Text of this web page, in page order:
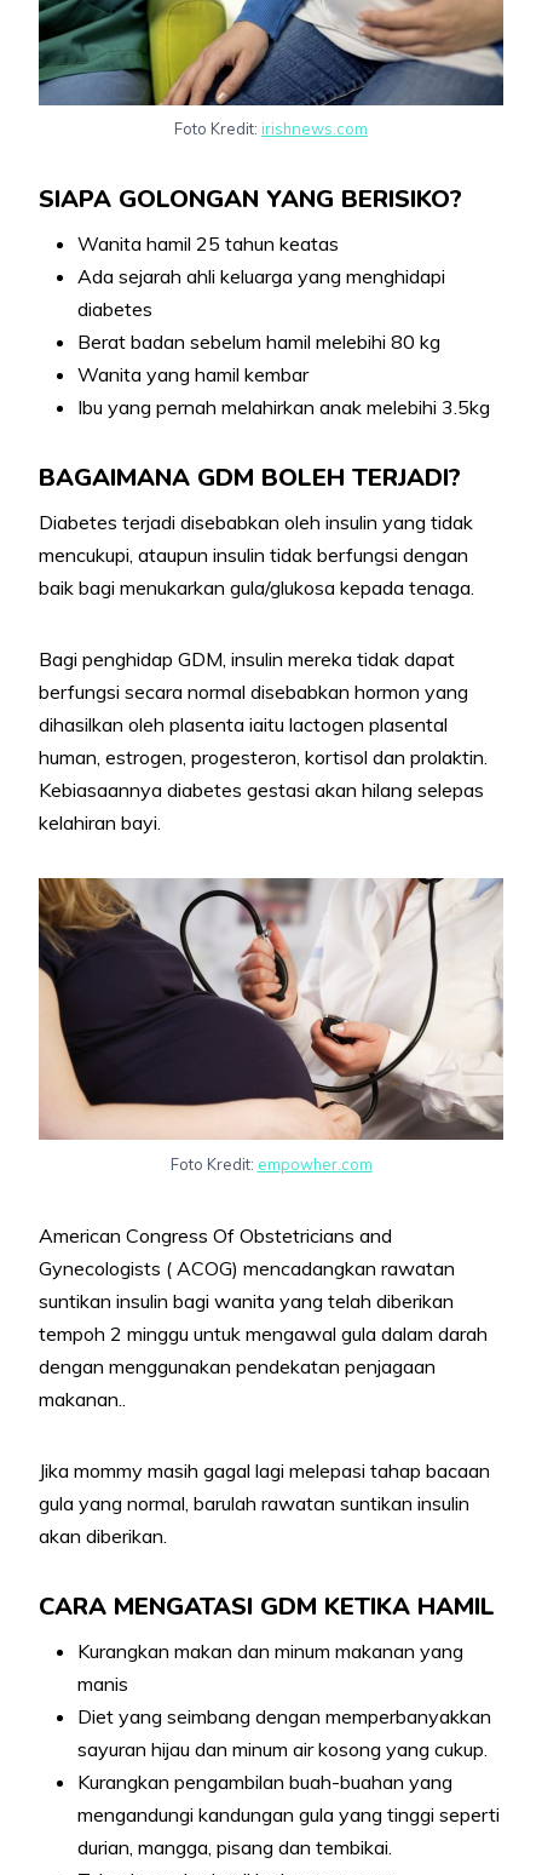
Foto Kredit: irishnews.com
SIAPA GOLONGAN YANG BERISIKO?
Wanita hamil 25 tahun keatas
Ada sejarah ahli keluarga yang menghidapi
diabetes
Berat badan sebelum hamil melebihi 80 kg
Wanita yang hamil kembar
Ibu yang pernah melahirkan anak melebihi 3.5kg
BAGAIMANA GDM BOLEH TERJADI?
Diabetes terjadi disebabkan oleh insulin yang tidak
mencukupi, ataupun insulin tidak berfungsi dengan
baik bagi menukarkan gula/glukosa kepada tenaga.
Bagi penghidap GDM, insulin mereka tidak dapat
berfungsi secara normal disebabkan hormon yang
dihasilkan oleh plasenta iaitu lactogen plasental
human, estrogen, progesteron, kortisol dan prolaktin.
Kebiasaannya diabetes gestasi akan hilang selepas
kelahiran bayi.
Foto Kredit: empowher.com
American Congress Of Obstetricians and
Gynecologists ( ACOG) mencadangkan rawatan
suntikan insulin bagi wanita yang telah diberikan
tempoh 2 minggu untuk mengawal gula dalam darah
dengan menggunakan pendekatan penjagaan
makanan..
Jika mommy masih gagal lagi melepasi tahap bacaan
gula yang normal, barulah rawatan suntikan insulin
akan diberikan.
CARA MENGATASI GDM KETIKA HAMIL
Kurangkan makan dan minum makanan yang
manis
Diet yang seimbang dengan memperbanyakkan
sayuran hijau dan minum air kosong yang cukup.
Kurangkan pengambilan buah-buahan yang
mengandungi kandungan gula yang tinggi seperti
durian, mangga, pisang dan tembikai.